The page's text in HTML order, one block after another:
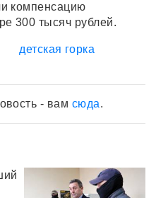
компенсацию
300 тысяч рублей.
детская горка
- вам сюда.